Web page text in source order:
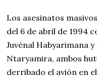
Los asesinatos
del 6 de abril de 1994
Juvénal Habyarimana
Ntaryamira, ambos
derribado el avión en